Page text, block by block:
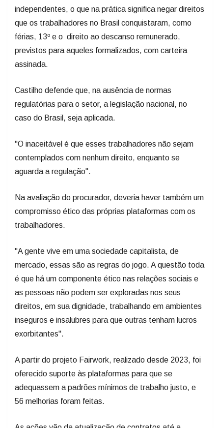
independentes, o que na prática significa negar direitos
que os trabalhadores no Brasil conquistaram, como
férias, 13º e o direito ao descanso remunerado,
previstos para aqueles formalizados, com carteira
assinada.
Castilho defende que, na ausência de normas
regulatórias para o setor, a legislação nacional, no
caso do Brasil, seja aplicada.
"O inaceitável é que esses trabalhadores não sejam
contemplados com nenhum direito, enquanto se
aguarda a regulação".
Na avaliação do procurador, deveria haver também um
compromisso ético das próprias plataformas com os
trabalhadores.
"A gente vive em uma sociedade capitalista, de
mercado, essas são as regras do jogo. A questão toda
é que há um componente ético nas relações sociais e
as pessoas não podem ser exploradas nos seus
direitos, em sua dignidade, trabalhando em ambientes
inseguros e insalubres para que outras tenham lucros
exorbitantes".
A partir do projeto Fairwork, realizado desde 2023, foi
oferecido suporte às plataformas para que se
adequassem a padrões mínimos de trabalho justo, e
56 melhorias foram feitas.